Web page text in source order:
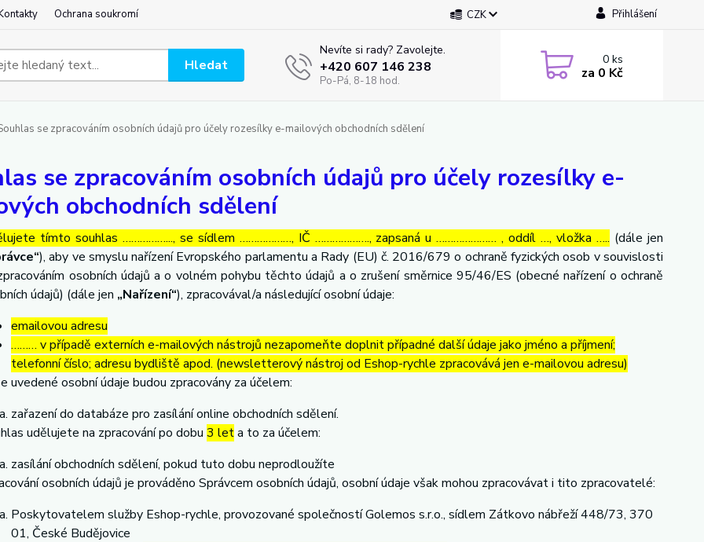
Ochrana soukromí CZK Přihlášení
Hledat
Nevíte si rady? Zavolejte.
+420 607 146 238
Po-Pá, 8-18 hod.
0ks
za 0 Kč
se zpracováním osobních údajů pro účely rozesílky e-mailových obchodních sdělení
se zpracováním osobních údajů pro účely rozesílky e-
obchodních sdělení
tímto souhlas ……………..., se sídlem ………………, IČ ………………., zapsaná u ………………… , oddíl …, vložka ….. (dále jen
), aby ve smyslu nařízení Evropského parlamentu a Rady (EU) č. 2016/679 o ochraně fyzických osob v souvislosti
osobních údajů a o volném pohybu těchto údajů a o zrušení směrnice 95/46/ES (obecné nařízení o ochraně
údajů) (dále jen „Nařízení“), zpracovával/a následující osobní údaje:
emailovou adresu
……… v případě externích e-mailových nástrojů nezapomeňte doplnit případné další údaje jako jméno a příjmení;
telefonní číslo; adresu bydliště apod. (newsletterový nástroj od Eshop-rychle zpracovává jen e-mailovou adresu)
uvedené osobní údaje budou zpracovány za účelem:
zařazení do databáze pro zasílání online obchodních sdělení.
udělujete na zpracování po dobu 3 leta to za účelem:
zasílání obchodních sdělení, pokud tuto dobu neprodloužíte
osobních údajů je prováděno Správcem osobních údajů, osobní údaje však mohou zpracovávat i tito zpracovatelé:
Poskytovatelem služby Eshop-rychle, provozované společností Golemos s.r.o., sídlem Zátkovo nábřeží 448/73, 370
01, České Budějovice